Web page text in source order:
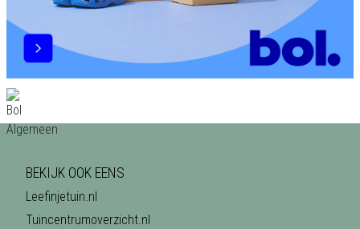
BEKIJK OOK EENS
Leefinjetuin.nl
Tuincentrumoverzicht.nl